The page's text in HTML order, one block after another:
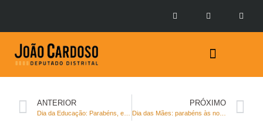
ANTERIOR PRÓXIMO
Dia das Mães: parabéns às nossa rainhas!